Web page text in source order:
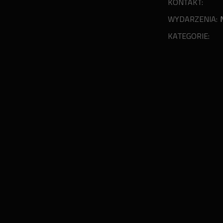
KONTAKT:
WYDARZENIA:
KATEGORIE: